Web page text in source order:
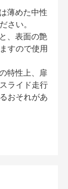
薄めた中性
さい。
、表面の艶
すので使用
特性上、扉
ライド走行
おそれがあ